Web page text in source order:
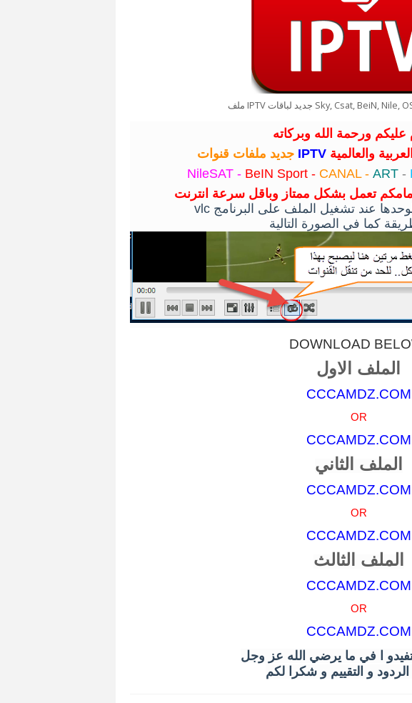
عليكم ورحمة الله وبركاته
IPTV والعالمية
NileSAT - BeIN Sport - CANAL - ART-
تعمل بشكل ممتاز وباقل سرعة انترنت
vlc عند تشغيل الملف على البرنامج
كما في الصورة التالية
DOWNLOAD
الملف الاول
CCCAMDZ.COM
OR
CCCAMDZ.COM
الملف الثاني
CCCAMDZ.COM
OR
CCCAMDZ.COM
الملف الثالث
CCCAMDZ.COM
OR
CCCAMDZ.COM
ا في ما يرضي الله عز وجل
الردود و التقييم و شكرا لكم